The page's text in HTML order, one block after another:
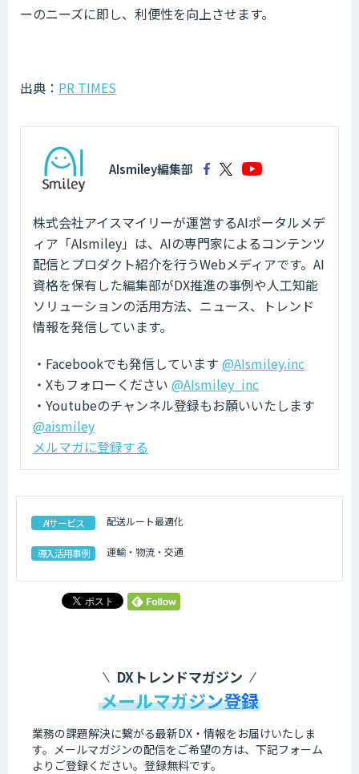
ーのニーズに即し、利便性を向上させます。
出典： PR TIMES
AIsmiley編集部
株式会社アイスマイリーが運営するAIポータルメデ
ィア「AIsmiley」は、AIの専門家によるコンテンツ
配信とプロダクト紹介を行うWebメディアです。AI
資格を保有した編集部がDX推進の事例や人工知能
ソリューションの活用方法、ニュース、トレンド
情報を発信しています。
・Facebookでも発信しています @AIsmiley.inc
・Xもフォローください @AIsmiley_inc
・Youtubeのチャンネル登録もお願いいたします
@aismiley
メルマガに登録する
AIサービス 配送ルート最適化
導入活用事例 運輸・物流・交通
DXトレンドマガジン
メールマガジン登録
業務の課題解決に繋がる最新DX・情報をお届けいたしま
す。 メールマガジンの配信をご希望の方は、下記フォーム
よりご登録ください。登録無料です。